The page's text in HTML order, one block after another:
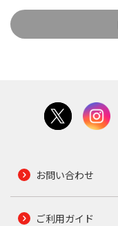
お問い合わせ
ご利用ガイド